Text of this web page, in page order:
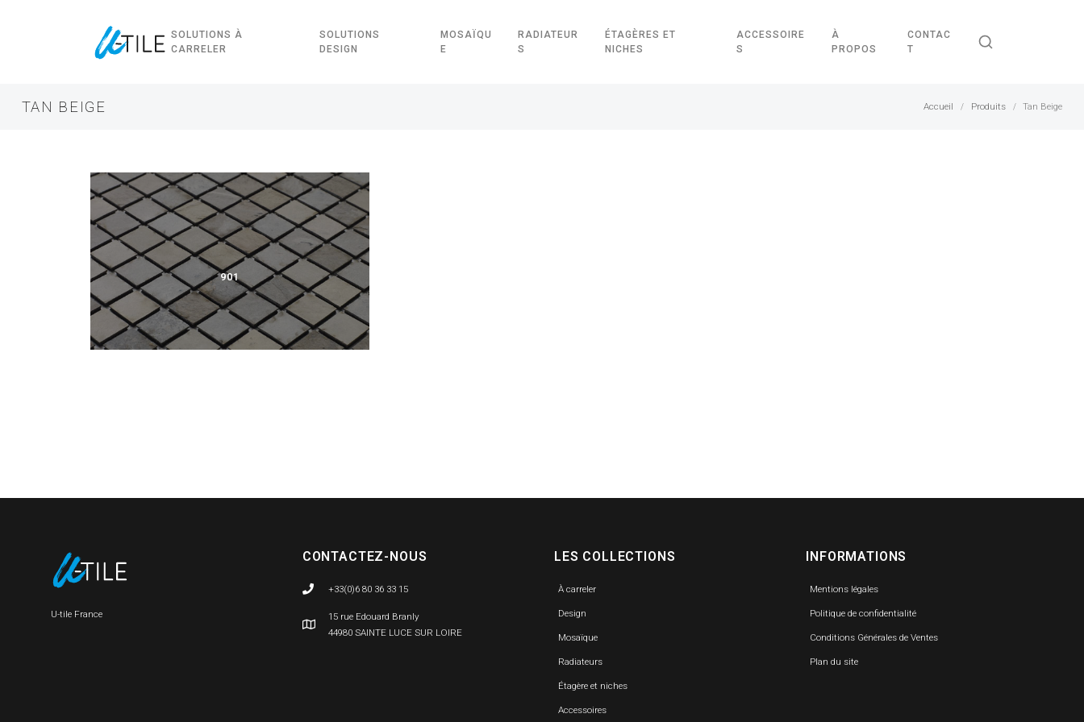
SOLUTIONS À
CARRELER
SOLUTIONS
DESIGN
MOSAÏQU
E
RADIATEUR
S
ÉTAGÈRES ET
NICHES
ACCESSOIRE
S
À
PROPOS
CONTAC
T
TAN BEIGE Accueil / Produits / Tan Beige
901
U-tile France
CONTACTEZ-NOUS
+33(0)6 80 36 33 15
15 rue Edouard Branly
44980 SAINTE LUCE SUR LOIRE
LES COLLECTIONS
À carreler
Design
Mosaïque
Radiateurs
Étagère et niches
Accessoires
INFORMATIONS
Mentions légales
Politique de confidentialité
Conditions Générales de Ventes
Plan du site